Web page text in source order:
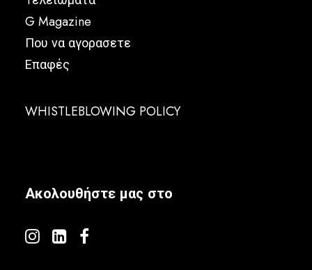
G Magazine
Που να αγορασετε
Επαφές
WHISTLEBLOWING POLICY
Ακολουθήστε μας στο